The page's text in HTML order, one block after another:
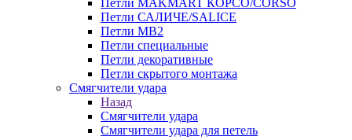
Петли MAKMART КОРСО/CORSO
Петли САЛИЧЕ/SALICE
Петли MB2
Петли специальные
Петли декоративные
Петли скрытого монтажа
Смягчители удара
Назад
Смягчители удара
Смягчители удара для петель